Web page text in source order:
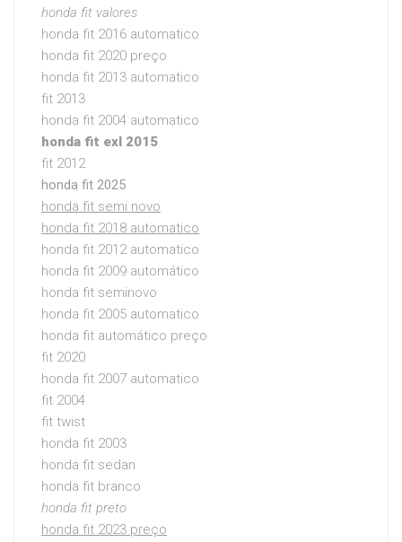
honda fit valores
honda fit 2016 automatico
honda fit 2020 preço
honda fit 2013 automatico
fit 2013
honda fit 2004 automatico
honda fit exl 2015
fit 2012
honda fit 2025
honda fit semi novo
honda fit 2018 automatico
honda fit 2012 automatico
honda fit 2009 automático
honda fit seminovo
honda fit 2005 automatico
honda fit automático preço
fit 2020
honda fit 2007 automatico
fit 2004
fit twist
honda fit 2003
honda fit sedan
honda fit branco
honda fit preto
honda fit 2023 preço